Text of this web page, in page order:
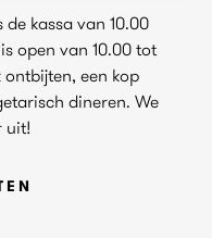
kassa van 10.00
open van 10.00 tot
ontbijten, een kop
dineren. We
uit!